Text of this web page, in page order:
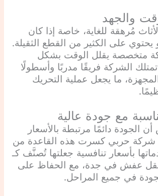
مُرهقة للغاية، خاصة إذا كان
يحتوي على الكثير من القطع الثقيلة.
متخصصة يقلل الوقت بشكل
الشركة فريقًا مدربًا وأسطولًا
ما يجعل عملية التحريك
الجودة دائمًا مرتبطة بالأسعار
شركة حربي كسرت هذه القاعدة من
بأسعار تنافسية جعلتها تُصنَّف كـ
عفش في جدة، مع الحفاظ على
في جميع المراحل.